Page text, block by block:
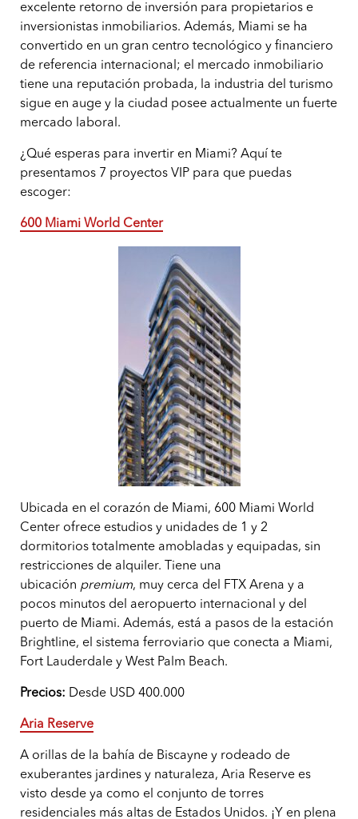
excelente retorno de inversión para propietarios e
inversionistas inmobiliarios. Además, Miami se ha
convertido en un gran centro tecnológico y financiero
de referencia internacional; el mercado inmobiliario
tiene una reputación probada, la industria del turismo
sigue en auge y la ciudad posee actualmente un fuerte
mercado laboral.
¿Qué esperas para invertir en Miami? Aquí te
presentamos 7 proyectos VIP para que puedas
escoger:
600 Miami World Center
Ubicada en el corazón de Miami, 600 Miami World
Center ofrece estudios y unidades de 1 y 2
dormitorios totalmente amobladas y equipadas, sin
restricciones de alquiler. Tiene una
ubicación premium, muy cerca del FTX Arena y a
pocos minutos del aeropuerto internacional y del
puerto de Miami. Además, está a pasos de la estación
Brightline, el sistema ferroviario que conecta a Miami,
Fort Lauderdale y West Palm Beach.
Precios: Desde USD 400.000
Aria Reserve
A orillas de la bahía de Biscayne y rodeado de
exuberantes jardines y naturaleza, Aria Reserve es
visto desde ya como el conjunto de torres
residenciales más altas de Estados Unidos. ¡Y en plena